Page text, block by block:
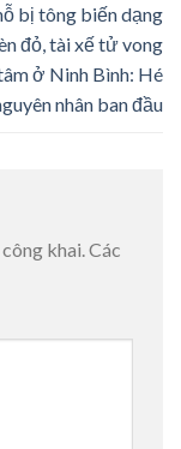
bị tông biến dạng
đỏ, tài xế tử vong
ở Ninh Bình: Hé
nhân ban đầu
khai.Các